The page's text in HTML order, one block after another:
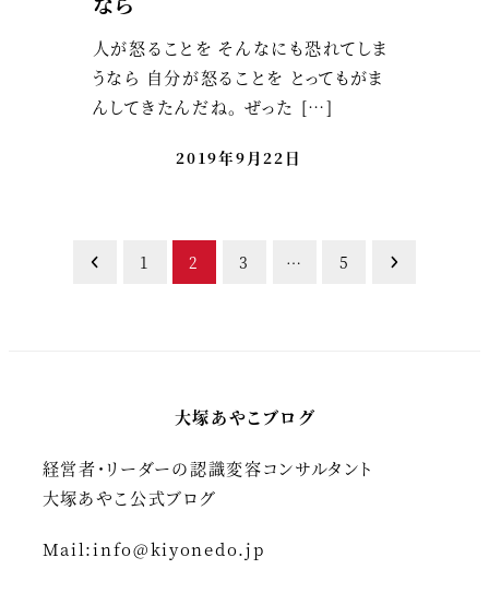
人が怒ることを そんなにも恐れてしま
うなら 自分が怒ることを とってもがま
んしてきたんだね。 ぜった […]
2019年9月22日
ー
ジ
送
1 2 3 … 5
大塚あやこブログ
経営者・リーダーの認識変容コンサルタント
大塚あやこ公式ブログ
Mail:info@kiyonedo.jp